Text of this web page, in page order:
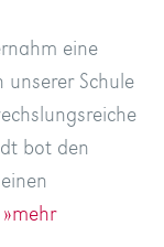
eine
unserer Schule
bot den
»mehr